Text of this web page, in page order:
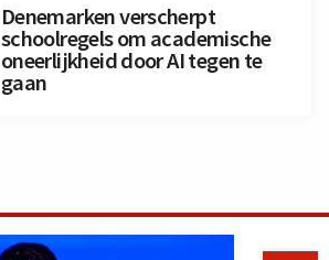
Denemarken verscherpt
schoolregels om academische
oneerlijkheid door AI tegen te
gaan